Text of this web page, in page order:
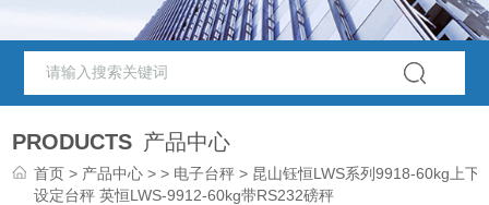
PRODUCTS 产品中心
首页 > 产品中心 > > 电子台秤 > 昆山钰恒LWS系列9918-60kg上下
设定台秤 英恒LWS-9912-60kg带RS232磅秤